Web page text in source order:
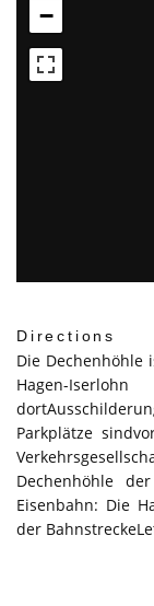
−
Directions
Die Dechenhöhle
Hagen-
Parkplätze
Dechenhöhle
Eisenbahn: Die
der